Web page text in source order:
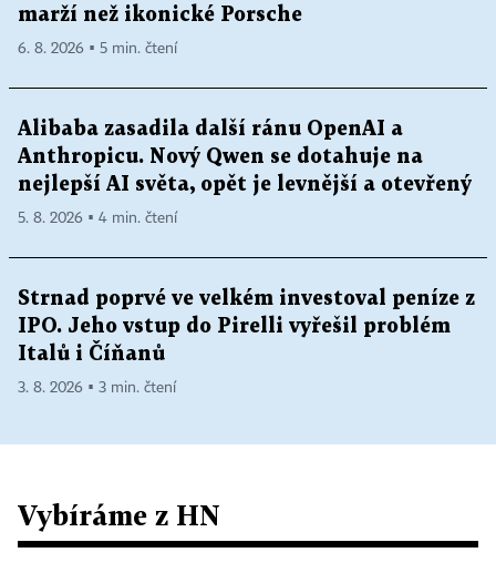
marží než ikonické Porsche
6. 8. 2026 ▪ 5 min. čtení
Alibaba zasadila další ránu OpenAI a
Anthropicu. Nový Qwen se dotahuje na
nejlepší AI světa, opět je levnější a otevřený
5. 8. 2026 ▪ 4 min. čtení
Strnad poprvé ve velkém investoval peníze z
IPO. Jeho vstup do Pirelli vyřešil problém
Italů i Číňanů
3. 8. 2026 ▪ 3 min. čtení
Vybíráme z HN